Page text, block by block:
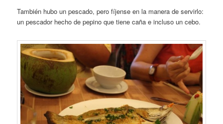
También hubo un pescado, pero fíjense en la manera de servirlo:
un pescador hecho de pepino que tiene caña e incluso un cebo.